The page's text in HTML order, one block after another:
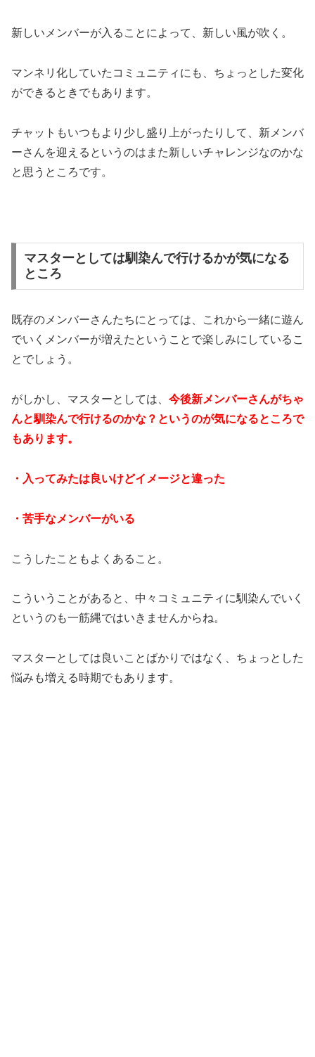
新しいメンバーが入ることによって、新しい風が吹く。
マンネリ化していたコミュニティにも、ちょっとした変化
ができるときでもあります。
チャットもいつもより少し盛り上がったりして、新メンバ
ーさんを迎えるというのはまた新しいチャレンジなのかな
と思うところです。
マスターとしては馴染んで行けるかが気になる
ところ
既存のメンバーさんたちにとっては、これから一緒に遊ん
でいくメンバーが増えたということで楽しみにしているこ
とでしょう。
がしかし、マスターとしては、 今後新メンバーさんがちゃ
んと馴染んで行けるのかな？というのが気になるところで
もあります。
・入ってみたは良いけどイメージと違った
・苦手なメンバーがいる
こうしたこともよくあること。
こういうことがあると、中々コミュニティに馴染んでいく
というのも一筋縄ではいきませんからね。
マスターとしては良いことばかりではなく、ちょっとした
悩みも増える時期でもあります。